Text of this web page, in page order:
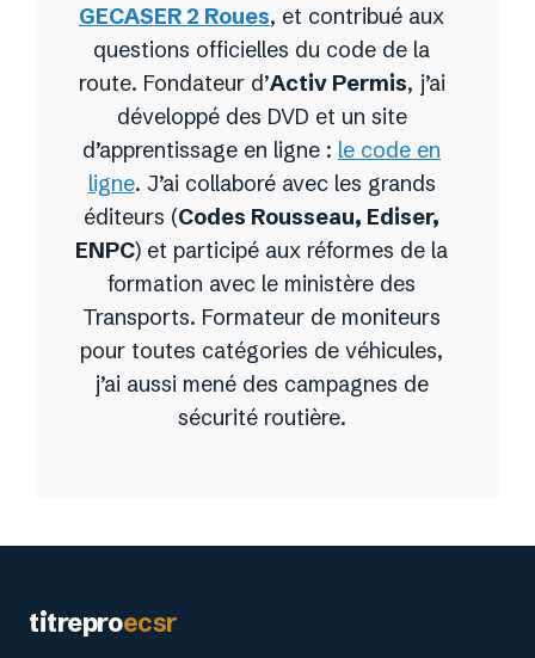
GECASER 2 Roues, et contribué aux
questions officielles du code de la
route. Fondateur d’Activ Permis, j’ai
développé des DVD et un site
d’apprentissage en ligne : le code en
ligne. J’ai collaboré avec les grands
éditeurs (Codes Rousseau, Ediser,
ENPC) et participé aux réformes de la
formation avec le ministère des
Transports. Formateur de moniteurs
pour toutes catégories de véhicules,
j’ai aussi mené des campagnes de
sécurité routière.
titreproecsr
0 Produit -0,00€